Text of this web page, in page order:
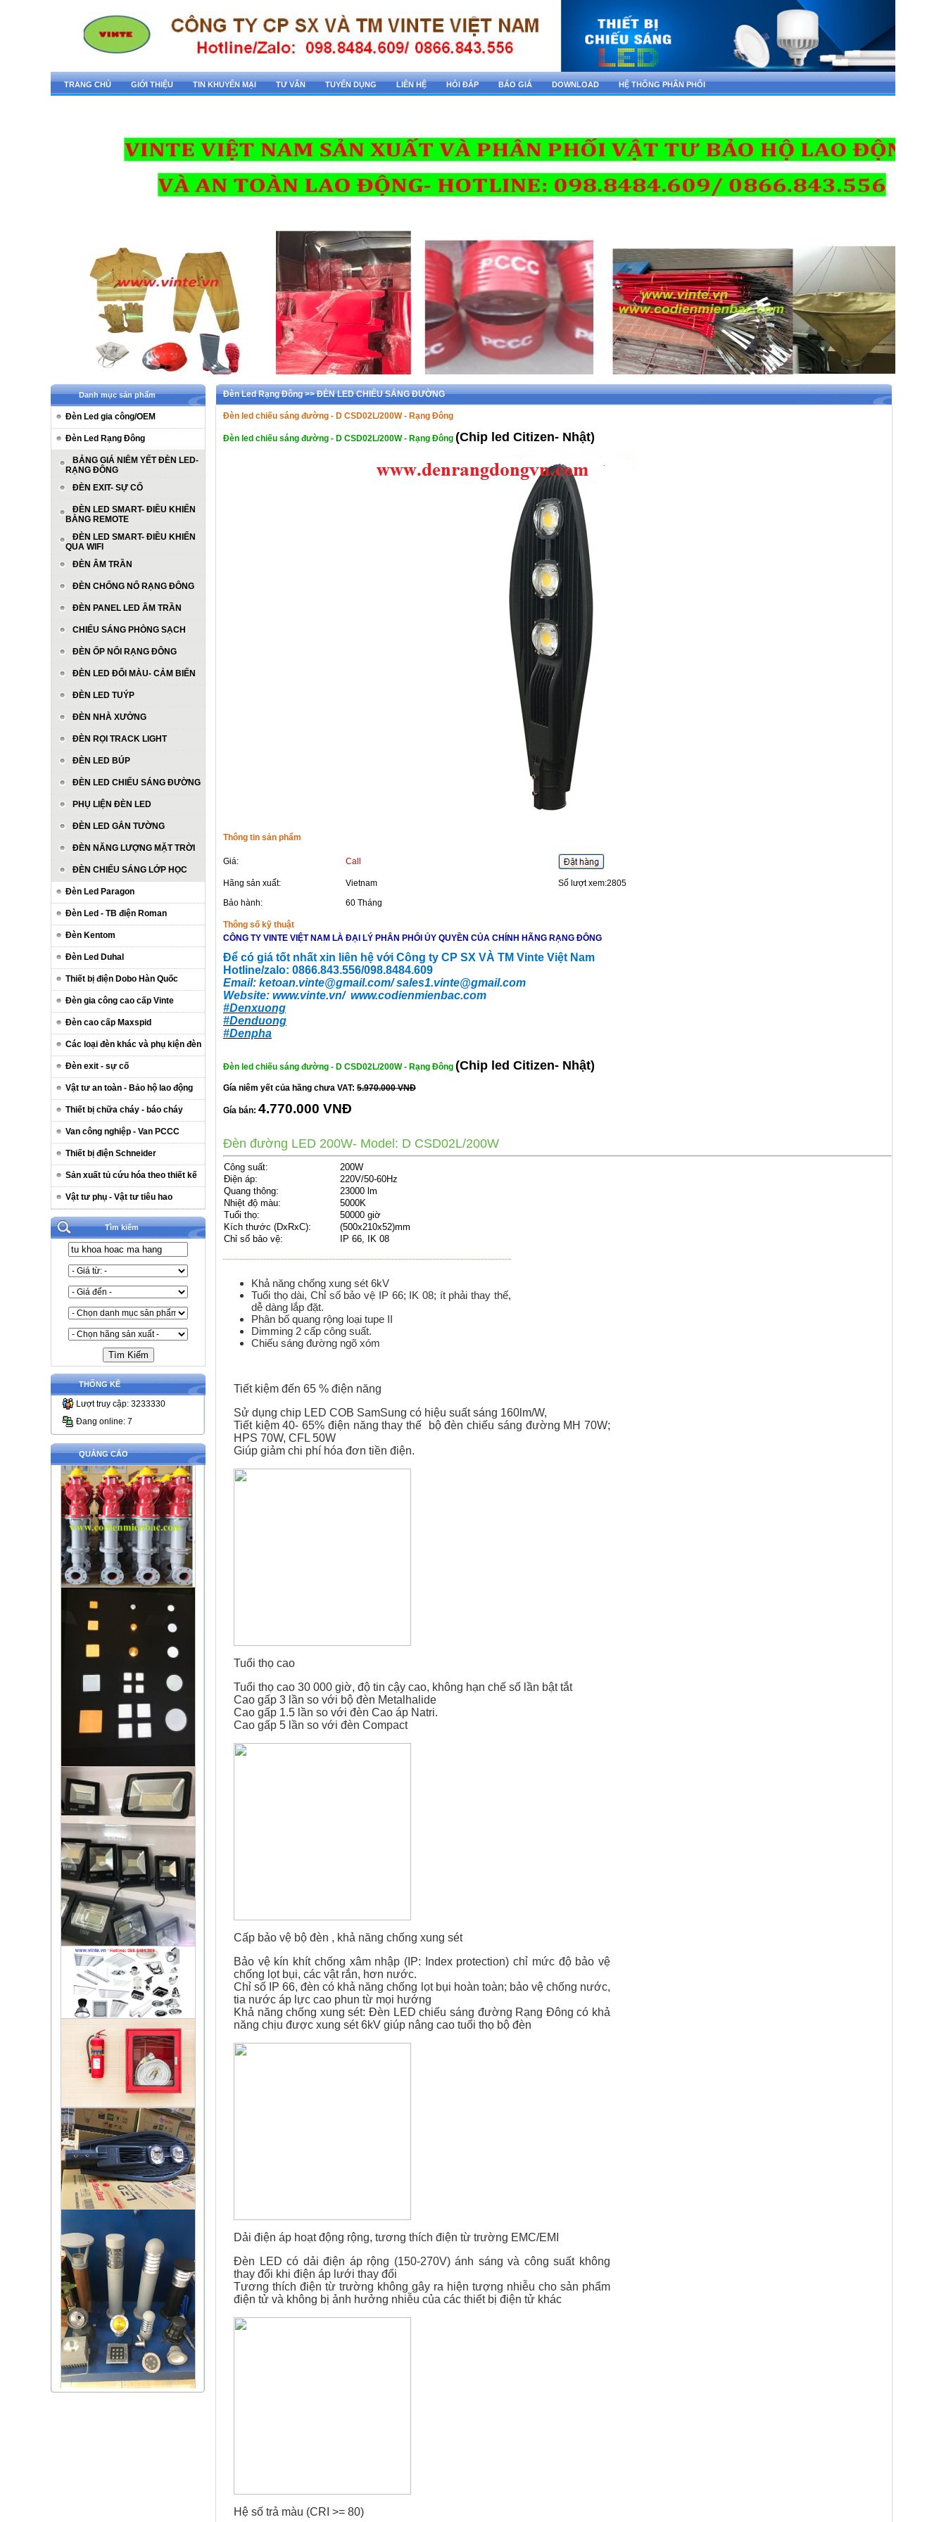
TRANG CHỦ GIỚI THIỆU TIN KHUYẾN MẠI TƯ VẤN TUYỂN DỤNG LIÊN HỆ HỎI ĐÁP BÁO GIÁ DOWNLOAD HỆ THỐNG PHÂN PHỐI
Danh mục sản phẩm
Đèn Led gia công/OEM
Đèn Led Rạng Đông
BẢNG GIÁ NIÊM YẾT ĐÈN LED-
RẠNG ĐÔNG
ĐÈN EXIT- SỰ CỐ
ĐÈN LED SMART- ĐIỀU KHIỂN
BẰNG REMOTE
ĐÈN LED SMART- ĐIỀU KHIỂN
QUA WIFI
ĐÈN ÂM TRẦN
ĐÈN CHỐNG NỔ RẠNG ĐÔNG
ĐÈN PANEL LED ÂM TRẦN
CHIẾU SÁNG PHÒNG SẠCH
ĐÈN ỐP NỔI RẠNG ĐÔNG
ĐÈN LED ĐỔI MÀU- CẢM BIẾN
ĐÈN LED TUÝP
ĐÈN NHÀ XƯỞNG
ĐÈN RỌI TRACK LIGHT
ĐÈN LED BÚP
ĐÈN LED CHIẾU SÁNG ĐƯỜNG
PHỤ LIỆN ĐÈN LED
ĐÈN LED GẮN TƯỜNG
ĐÈN NĂNG LƯỢNG MẶT TRỜI
ĐÈN CHIẾU SÁNG LỚP HỌC
Đèn Led Paragon
Đèn Led - TB điện Roman
Đèn Kentom
Đèn Led Duhal
Thiết bị điện Dobo Hàn Quốc
Đèn gia công cao cấp Vinte
Đèn cao cấp Maxspid
Các loại đèn khác và phụ kiện đèn
Đèn exit - sự cố
Vật tư an toàn - Bảo hộ lao động
Thiết bị chữa cháy - báo cháy
Van công nghiệp - Van PCCC
Thiết bị điện Schneider
Sản xuất tủ cứu hóa theo thiết kế
Vật tư phụ - Vật tư tiêu hao
Tìm kiếm
THỐNG KÊ
Lượt truy cập: 3233330
Đang online: 7
QUẢNG CÁO
Đèn Led Rạng Đông >> ĐÈN LED CHIẾU SÁNG ĐƯỜNG
Đèn led chiếu sáng đường - D CSD02L/200W - Rạng Đông
Đèn led chiếu sáng đường - D CSD02L/200W - Rạng Đông (Chip led Citizen- Nhật)
Thông tin sản phẩm
Giá: Call
Hãng sản xuất: Vietnam
Số lượt xem:2805
Bảo hành:
60 Tháng
Thông số kỹ thuật
CÔNG TY VINTE VIỆT NAM LÀ ĐẠI LÝ PHÂN PHỐI ỦY QUYỀN CỦA CHÍNH HÃNG RẠNG ĐÔNG
Để có giá tốt nhất xin liên hệ với Công ty CP SX VÀ TM Vinte Việt Nam
Hotline/zalo: 0866.843.556/098.8484.609
Email: ketoan.vinte@gmail.com/sales1.vinte@gmail.com
Website: www.vinte.vn/ www.codienmienbac.com
#Denxuong
#Denduong
#Denpha
Đèn led chiếu sáng đường - D CSD02L/200W - Rạng Đông (Chip led Citizen- Nhật)
Gía niêm yết của hãng chưa VAT: 5.970.000 VNĐ
Gía bán: 4.770.000 VNĐ
Đèn đường LED 200W- Model: D CSD02L/200W
Công suất:
200W
Điện áp:
220V/50-60Hz
Quang thông:
23000 lm
Nhiệt độ màu:
5000K
Tuổi thọ:
50000 giờ
Kích thước (DxRxC):
(500x210x52)mm
Chỉ số bảo vệ:
IP 66, IK 08
Khả năng chống xung sét 6kV
Tuổi thọ dài, Chỉ số bảo vệ IP 66; IK 08; ít phải thay thế,
dễ dàng lắp đặt.
Phân bố quang rộng loại tupe II
Dimming 2 cấp công suất.
Chiếu sáng đường ngõ xóm
Tiết kiệm đến 65 % điện năng
Sử dụng chip LED COB SamSung có hiệu suất sáng 160lm/W,
Tiết kiệm 40- 65% điện năng thay thế bộ đèn chiếu sáng đường MH 70W;
HPS 70W, CFL 50W
Giúp giảm chi phí hóa đơn tiền điện.
Tuổi thọ cao
Tuổi thọ cao 30 000 giờ, độ tin cậy cao, không hạn chế số lần bật tắt
Cao gấp 3 lần so với bộ đèn Metalhalide
Cao gấp 1.5 lần so với đèn Cao áp Natri.
Cao gấp 5 lần so với đèn Compact
Cấp bảo vệ bộ đèn , khả năng chống xung sét
Bảo vệ kín khít chống xâm nhập (IP: Index protection) chỉ mức độ bảo vệ
chống lọt bụi, các vật rắn, hơn nước.
Chỉ số IP 66, đèn có khả năng chống lọt bụi hoàn toàn; bảo vệ chống nước,
tia nước áp lực cao phun từ mọi hướng
Khả năng chống xung sét: Đèn LED chiếu sáng đường Rạng Đông có khả
năng chịu được xung sét 6kV giúp nâng cao tuổi thọ bộ đèn
Dải điện áp hoạt động rộng, tương thích điện từ trường EMC/EMI
Đèn LED có dải điện áp rộng (150-270V) ánh sáng và công suất không
thay đổi khi điện áp lưới thay đổi
Tương thích điện từ trường không gây ra hiện tượng nhiễu cho sản phẩm
điện tử và không bị ảnh hưởng nhiễu của các thiết bị điện tử khác
Hệ số trả màu (CRI >= 80)